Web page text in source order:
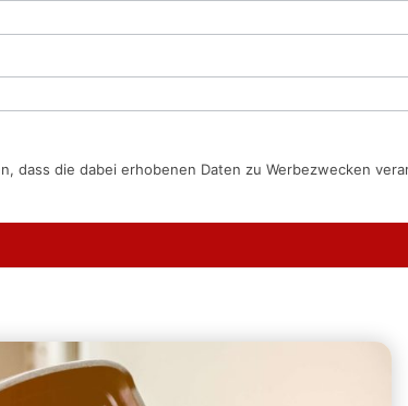
dass die dabei erhobenen Daten zu Werbezwecken